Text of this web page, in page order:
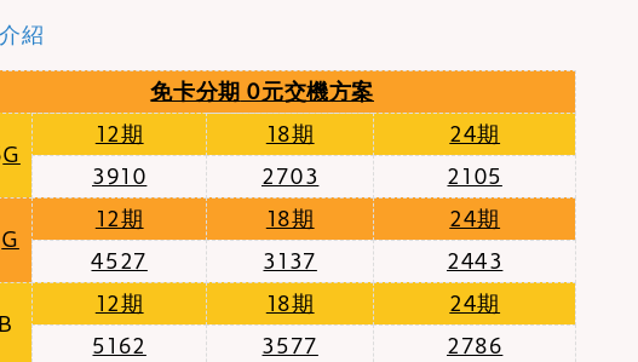
紹
免卡分期 0元交機方案
G
12期 18期
24期
3910
2703 2105
G
12期 18期
24期
4527
3137 2443
12期 18期
24期
5162
3577 2786